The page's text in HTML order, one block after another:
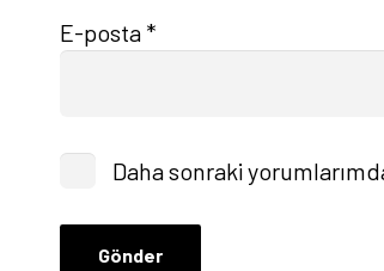
E-posta *
Daha sonraki